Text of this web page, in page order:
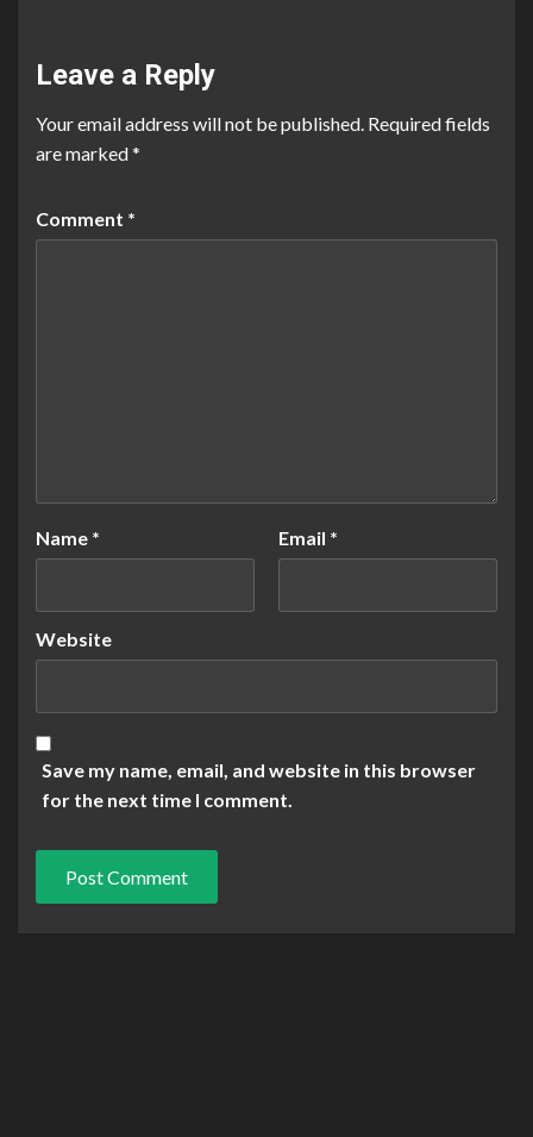
Leave a Reply
Your email address will not be published. Required fields
are marked*
Comment *
Name * Email *
Website
Save my name, email, and website in this browser
for the next time I comment.